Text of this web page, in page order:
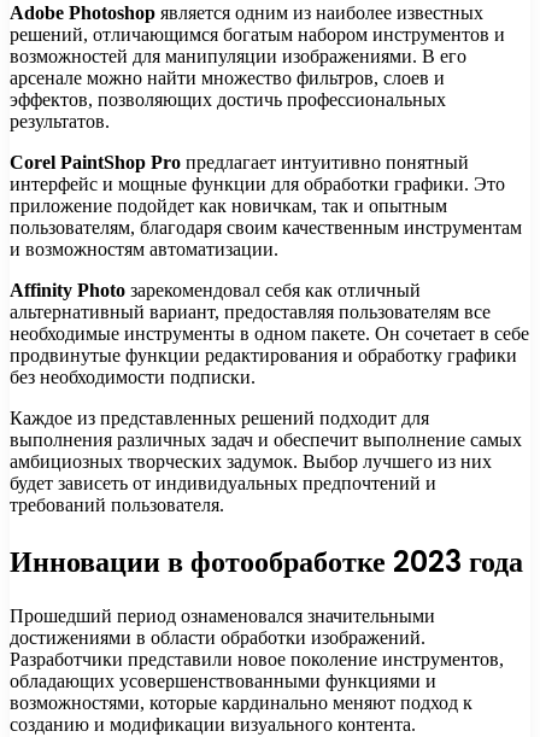
Adobe Photoshop является одним из наиболее известных
решений, отличающимся богатым набором инструментов и
возможностей для манипуляции изображениями. В его
арсенале можно найти множество фильтров, слоев и
эффектов, позволяющих достичь профессиональных
результатов.
Corel PaintShop Pro предлагает интуитивно понятный
интерфейс и мощные функции для обработки графики. Это
приложение подойдет как новичкам, так и опытным
пользователям, благодаря своим качественным инструментам
и возможностям автоматизации.
Affinity Photo зарекомендовал себя как отличный
альтернативный вариант, предоставляя пользователям все
необходимые инструменты в одном пакете. Он сочетает в себе
продвинутые функции редактирования и обработку графики
без необходимости подписки.
Каждое из представленных решений подходит для
выполнения различных задач и обеспечит выполнение самых
амбициозных творческих задумок. Выбор лучшего из них
будет зависеть от индивидуальных предпочтений и
требований пользователя.
Инновации в фотообработке 2023 года
Прошедший период ознаменовался значительными
достижениями в области обработки изображений.
Разработчики представили новое поколение инструментов,
обладающих усовершенствованными функциями и
возможностями, которые кардинально меняют подход к
созданию и модификации визуального контента.